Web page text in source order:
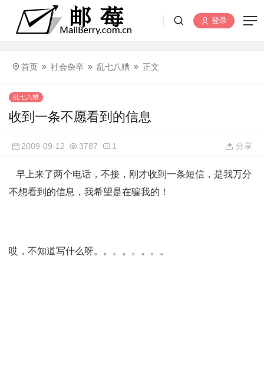
登录
首页 社会杂卒 乱七八糟 正文
乱七八糟
收到一条不愿看到的信息
2009-09-12 3787 1 分享
早上来了两个电话，不接，刚才收到一条短信，是我万分
不想看到的信息，我希望是在骗我的！
哎，不知道写什么呀。。。。。。。。